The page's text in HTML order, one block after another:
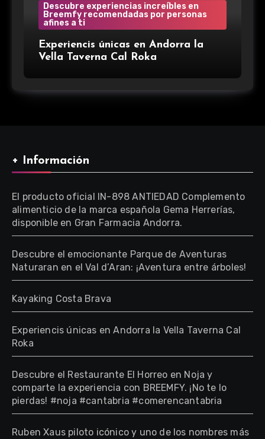
Descubre experiencias increíbles en
Breemfy recomendadas por personas
afines a ti
Experiencis únicas en Andorra la
Vella Taverna Cal Roka
+ Información
El producto oficial IN-898 ANTIEDAD Complemento
alimenticio de la marca española Gema Herrerías,
disponible en Gran Farmacia Andorra.
Descubre el emocionante Parque de Aventuras
Naturaran en el Val d’Aran: ¡Aventura entre árboles!
Kayaking Costa Brava
Experiencis únicas en Andorra la Vella Taverna Cal
Roka
Descubre el Restaurante El Horreo en Noja y
comparte la experiencia con BREEMFY. ¡No te lo
pierdas! #noja #cantabria #comerencantabria
Ruben Xaus piloto icónico y uno de los nombres más